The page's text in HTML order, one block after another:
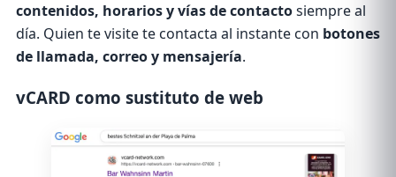
contenidos, horarios y vías de contactosiempre al
día. Quien te visite te contacta al instante con botones
de llamada, correo y mensajería.
vCARD como sustituto de web